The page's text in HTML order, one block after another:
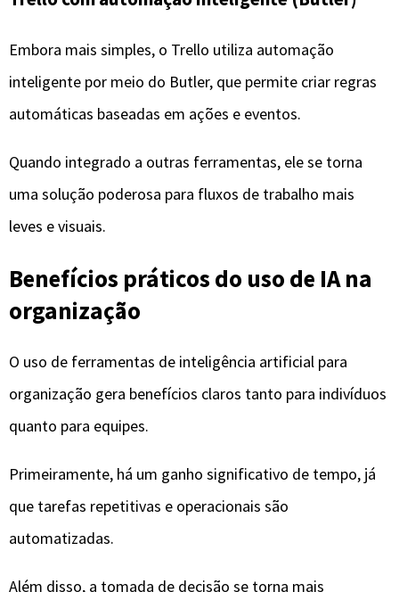
Benefícios práticos do uso de IA na
organização
O uso de ferramentas de inteligência artificial para
organização gera benefícios claros tanto para indivíduos
quanto para equipes.
Primeiramente, há um ganho significativo de tempo, já
automatizadas.
Além disso, a tomada de decisão se torna mais
estratégica, pois o usuário passa a contar com insights
baseados em dados e não apenas em percepção.
Outro benefício importante é a redução de estresse. Ao
ter uma visão clara das prioridades e prazos, o usuário
consegue manter o controle da rotina mesmo em
períodos de alta demanda.
Integração com dispositivos e